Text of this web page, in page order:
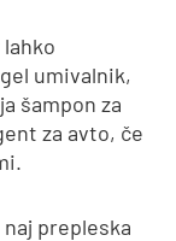
umivalnik,
šampon za
za avto, če
prepleska